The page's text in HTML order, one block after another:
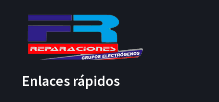
Enlaces rápidos